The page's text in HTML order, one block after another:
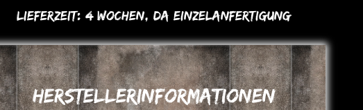
Lieferzeit:4 Wochen, Da Einzelanfertigung
Herstellerinformationen